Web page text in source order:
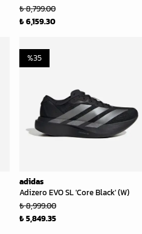
₺ 8,799.00
₺ 6,159.30
adidas
Adizero EVO SL 'Core Black' (W)
%35
₺ 8,999.00
₺ 5,849.35